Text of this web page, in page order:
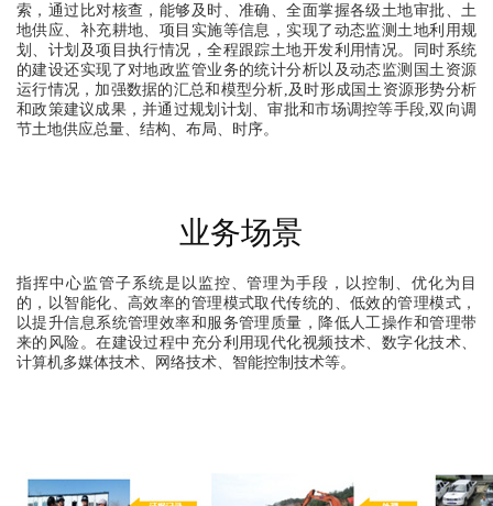
索，通过比对核查，能够及时、准确、全面掌握各级土地审批、土
地供应、补充耕地、项目实施等信息，实现了动态监测土地利用规
划、计划及项目执行情况，全程跟踪土地开发利用情况。同时系统
的建设还实现了对地政监管业务的统计分析以及动态监测国土资源
运行情况，加强数据的汇总和模型分析,及时形成国土资源形势分析
和政策建议成果，并通过规划计划、审批和市场调控等手段,双向调
节土地供应总量、结构、布局、时序。
业务场景
指挥中心监管子系统是以监控、管理为手段，以控制、优化为目
的，以智能化、高效率的管理模式取代传统的、低效的管理模式，
以提升信息系统管理效率和服务管理质量，降低人工操作和管理带
来的风险。在建设过程中充分利用现代化视频技术、数字化技术、
计算机多媒体技术、网络技术、智能控制技术等。